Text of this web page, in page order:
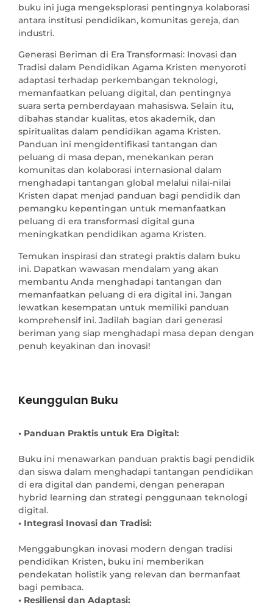
buku ini juga mengeksplorasi pentingnya kolaborasi
antara institusi pendidikan, komunitas gereja, dan
industri.
Generasi Beriman di Era Transformasi: Inovasi dan
Tradisi dalam Pendidikan Agama Kristen menyoroti
adaptasi terhadap perkembangan teknologi,
memanfaatkan peluang digital, dan pentingnya
suara serta pemberdayaan mahasiswa. Selain itu,
dibahas standar kualitas, etos akademik, dan
spiritualitas dalam pendidikan agama Kristen.
Panduan ini mengidentifikasi tantangan dan
peluang di masa depan, menekankan peran
komunitas dan kolaborasi internasional dalam
menghadapi tantangan global melalui nilai-nilai
Kristen dapat menjad panduan bagi pendidik dan
pemangku kepentingan untuk memanfaatkan
peluang di era transformasi digital guna
meningkatkan pendidikan agama Kristen.
Temukan inspirasi dan strategi praktis dalam buku
ini. Dapatkan wawasan mendalam yang akan
membantu Anda menghadapi tantangan dan
memanfaatkan peluang di era digital ini. Jangan
lewatkan kesempatan untuk memiliki panduan
komprehensif ini. Jadilah bagian dari generasi
beriman yang siap menghadapi masa depan dengan
penuh keyakinan dan inovasi!
Keunggulan Buku
• Panduan Praktis untuk Era Digital:
Buku ini menawarkan panduan praktis bagi pendidik
dan siswa dalam menghadapi tantangan pendidikan
di era digital dan pandemi, dengan penerapan
hybrid learning dan strategi penggunaan teknologi
• Integrasi Inovasi dan Tradisi:
Menggabungkan inovasi modern dengan tradisi
pendidikan Kristen, buku ini memberikan
pendekatan holistik yang relevan dan bermanfaat
• Resiliensi dan Adaptasi: